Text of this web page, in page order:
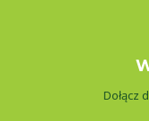
Dołącz